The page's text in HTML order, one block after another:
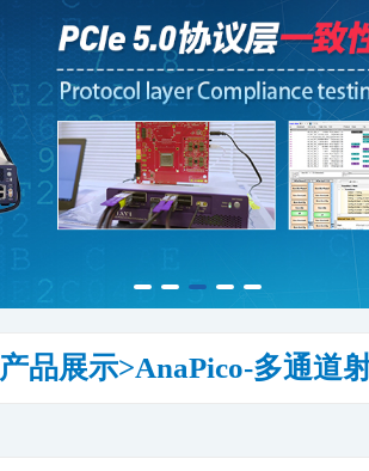
产品展示>AnaPico-多通道